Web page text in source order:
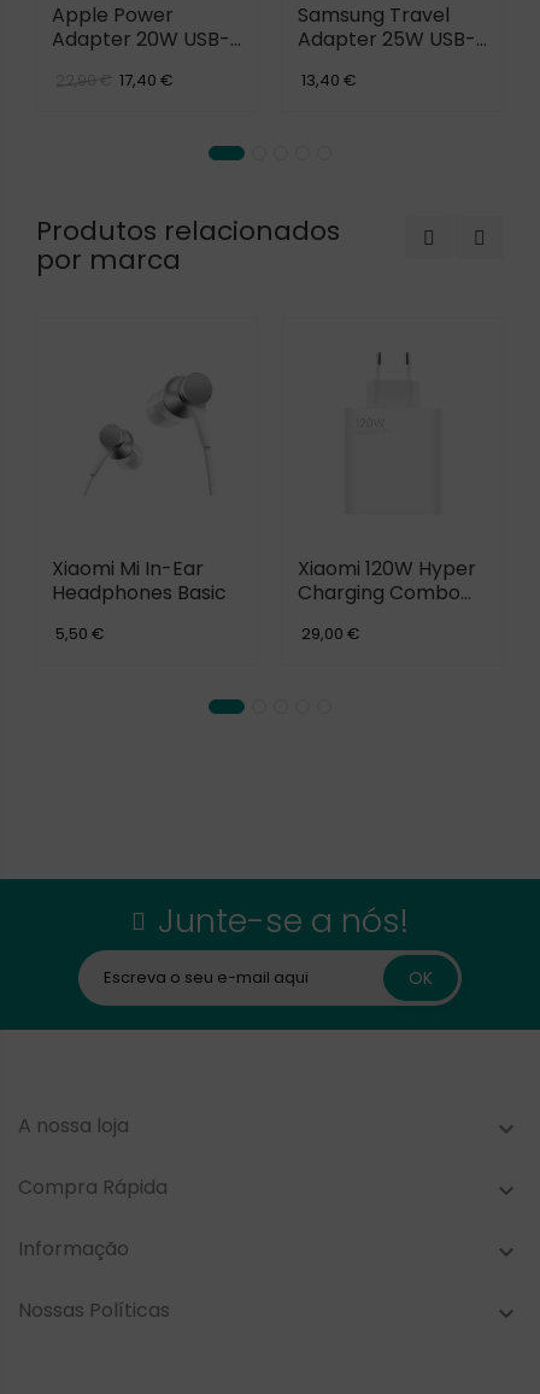
Apple Power
Adapter 20W USB-
22,90 € 17,40 €
Samsung Travel
Adapter 25W USB-
13,40 €
Produtos relacionados
por marca
Xiaomi Mi In-Ear
Headphones Basic
5,50 €
Xiaomi 120W Hyper
Charging Combo
Cable
29,00 €
Junte-se a nós!
A nossa loja 
Compra Rápida 
Informação 
Nossas Políticas 